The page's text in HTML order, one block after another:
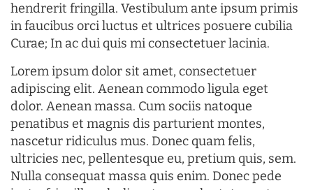
hendrerit fringilla. Vestibulum ante ipsum primis
in faucibus orci luctus et ultrices posuere cubilia
Curae; In ac dui quis mi consectetuer lacinia.
Lorem ipsum dolor sit amet, consectetuer
adipiscing elit. Aenean commodo ligula eget
dolor. Aenean massa. Cum sociis natoque
penatibus et magnis dis parturient montes,
nascetur ridiculus mus. Donec quam felis,
ultricies nec, pellentesque eu, pretium quis, sem.
Nulla consequat massa quis enim. Donec pede